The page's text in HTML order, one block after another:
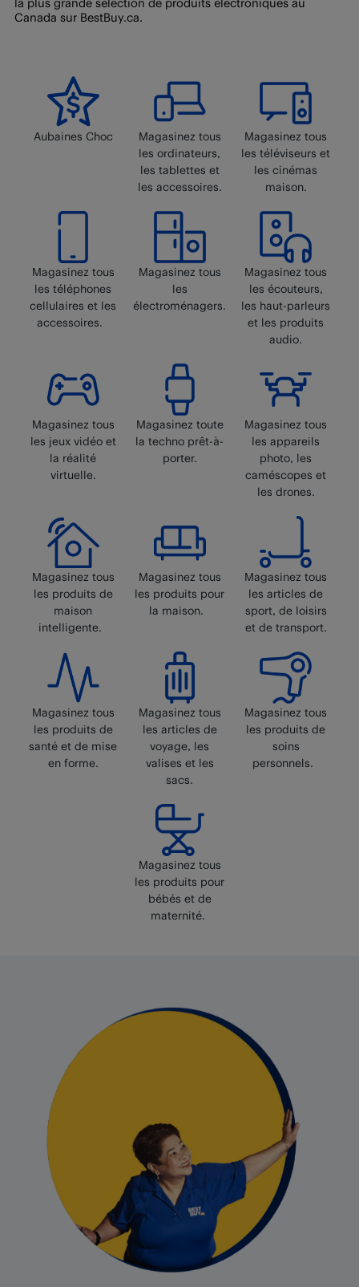
retourner un article de la Place de marché. Vous ne
pouvez pas retourner les produits de la Place de
la plus grande sélection de produits électroniques au
Canada sur BestBuy.ca.
Aubaines Choc
Magasinez tous
les ordinateurs,
les tablettes et
les accessoires.
Magasinez tous
les téléviseurs et
les cinémas
maison.
Magasinez tous
les téléphones
cellulaires et les
accessoires.
Magasinez tous
les
électroménagers.
Magasinez tous
les écouteurs,
les haut-parleurs
et les produits
audio.
Magasinez tous
les jeux vidéo et
la réalité
virtuelle.
Magasinez toute
la techno prêt-à-
porter.
Magasinez tous
les appareils
photo, les
caméscopes et
les drones.
Magasinez tous
les produits de
maison
intelligente.
Magasinez tous
les produits pour
la maison.
Magasinez tous
les articles de
sport, de loisirs
et de transport.
Magasinez tous
les produits de
santé et de mise
en forme.
Magasinez tous
les articles de
voyage, les
valises et les
sacs.
Magasinez tous
les produits de
soins
personnels.
Magasinez tous
les produits pour
bébés et de
maternité.